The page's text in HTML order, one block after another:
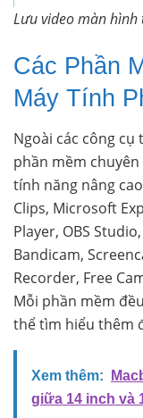
Lưu video màn hình
Các Phần
Máy Tính
Ngoài các công
phần mềm
tính năng nâng
Clips, Microsoft
Player, OBS
Bandicam,
Recorder, Free
Mỗi phần mềm
thể tìm hiểu thêm
Xem thêm:
giữa 14 inch và